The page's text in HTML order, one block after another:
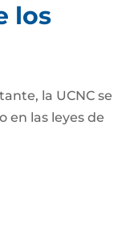
los
la UCNC se
en las leyes de